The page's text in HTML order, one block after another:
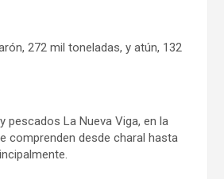
272 mil toneladas, y atún, 132
La Nueva Viga, en la
comprenden desde charal hasta